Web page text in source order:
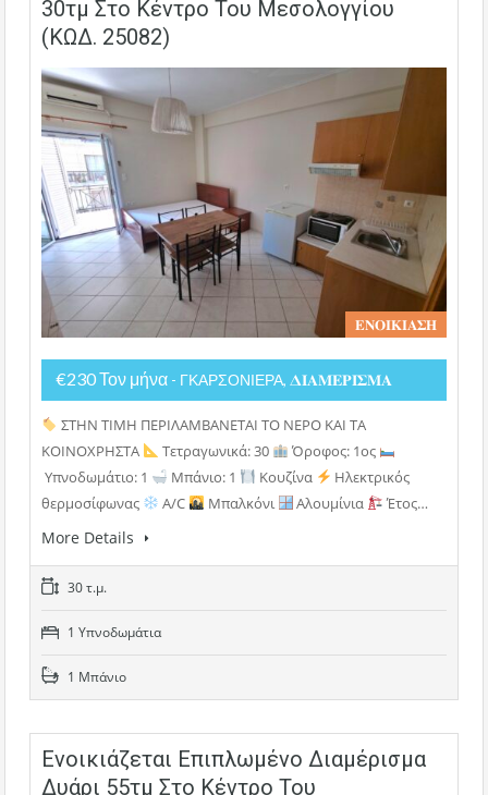
30τμ Στο Κέντρο Του Μεσολογγίου
(ΚΩΔ. 25082)
𝚬𝚴𝚶𝚰𝚱𝚰𝚨𝚺𝚮
€230 Τον μήνα - ΓΚΑΡΣΟΝΙΕΡΑ, 𝚫𝚰𝚨𝚳𝚬𝚸𝚰𝚺𝚳𝚨
ΣΤΗΝ ΤΙΜΗ ΠΕΡΙΛΑΜΒΑΝΕΤΑΙ ΤΟ ΝΕΡΟ ΚΑΙ ΤΑ
ΚΟΙΝΟΧΡΗΣΤΑ
Τετραγωνικά: 30
Όροφος: 1ος
Υπνοδωμάτιο: 1
Μπάνιο: 1 Κουζίνα
Ηλεκτρικός
θερμοσίφωνας
A/C Μπαλκόνι Αλουμίνια Έτος…
More Details
30 τ.μ.
1 Υπνοδωμάτια
1 Μπάνιο
Ενοικιάζεται Επιπλωμένο Διαμέρισμα
Δυάρι 55τμ Στο Κέντρο Του